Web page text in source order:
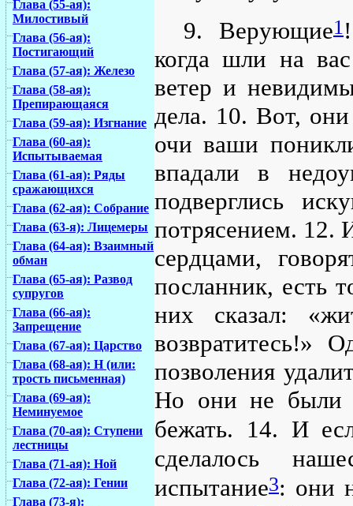
Глава (55-ая):
Милостивый
Глава (56-ая):
Постигающий
Глава (57-ая): Железо
Глава (58-ая):
Препирающаяся
Глава (59-ая): Изгнание
Глава (60-ая):
Испытываемая
Глава (61-ая): Ряды
сражающихся
Глава (62-ая): Собрание
Глава (63-я): Лицемеры
Глава (64-ая): Взаимный
обман
Глава (65-ая): Развод
супругов
Глава (66-ая):
Запрещение
Глава (67-ая): Царство
Глава (68-ая): Н (или:
трость письменная)
Глава (69-ая):
Неминуемое
Глава (70-ая): Ступени
лестницы
Глава (71-ая): Ной
Глава (72-ая): Гении
Глава (73-я):
9. Верующие1
когда шли на
ветер и
дела. 10. Вот,
очи ваши
впадали в
подверглись
потрясением. 12.
сердцами,
посланник, есть
них сказал:
возвратитесь!»
позволения
Но они не были
бежать. 14. И
сделалось
испытание3: они